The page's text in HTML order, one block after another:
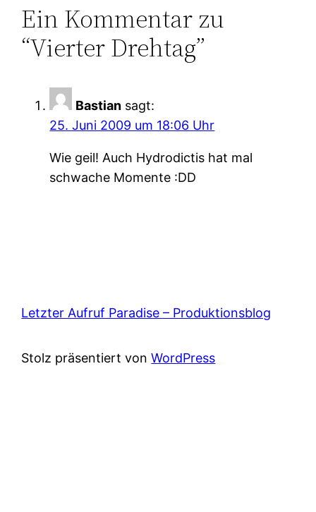
Ein Kommentar zu
“Vierter Drehtag”
Bastian sagt:
25. Juni 2009 um 18:06 Uhr
Wie geil! Auch Hydrodictis hat mal
schwache Momente :DD
Letzter Aufruf Paradise – Produktionsblog
Stolz präsentiert vonWordPress